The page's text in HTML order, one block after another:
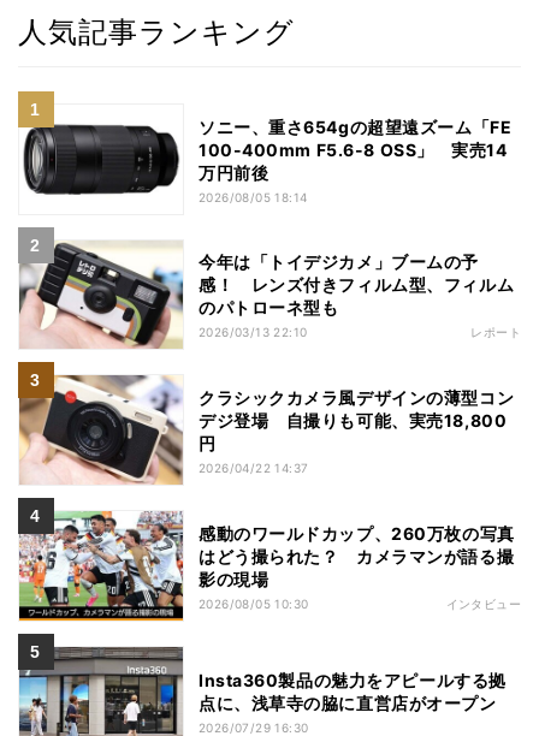
人気記事ランキング
ソニー、重さ654gの超望遠ズーム「FE
100-400mm F5.6-8 OSS」 実売14
万円前後
2026/08/05 18:14
今年は「トイデジカメ」ブームの予
感！ レンズ付きフィルム型、フィルム
のパトローネ型も
2026/03/13 22:10 レポート
クラシックカメラ風デザインの薄型コン
デジ登場 自撮りも可能、実売18,800
円
2026/04/22 14:37
感動のワールドカップ、260万枚の写真
はどう撮られた？ カメラマンが語る撮
影の現場
2026/08/05 10:30 インタビュー
Insta360製品の魅力をアピールする拠
点に、浅草寺の脇に直営店がオープン
2026/07/29 16:30